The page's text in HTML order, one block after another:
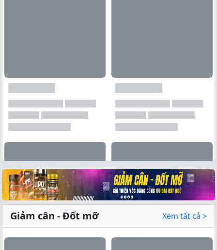
Xem tất cả →
Xem tất cả →
Giảm cân - Đốt mỡ Xem tất cả >